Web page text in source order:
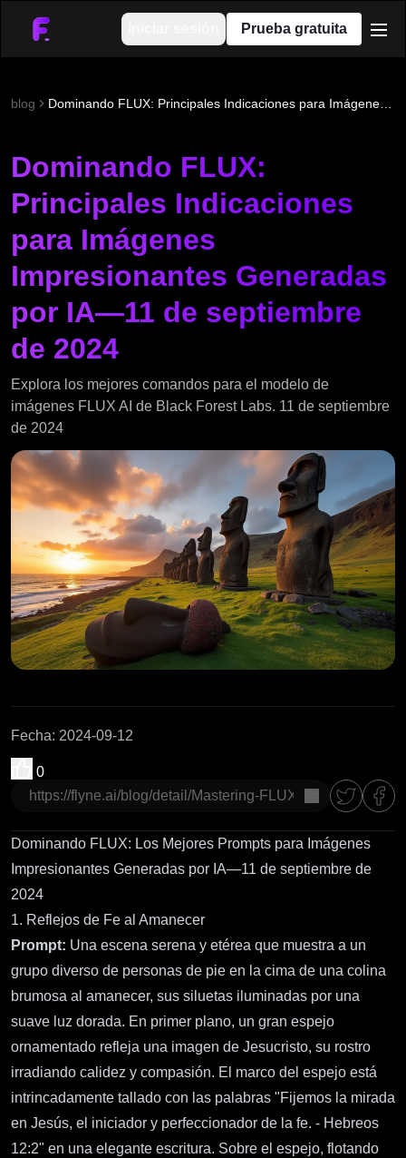
Prueba gratuita
blog
Dominando FLUX:
Principales Indicaciones
para Imágenes
Impresionantes Generadas
por IA—11 de septiembre
de 2024
Explora los mejores comandos para el modelo de
imágenes FLUX AI de Black Forest Labs. 11 de septiembre
de 2024
Fecha: 2024-09-12
0
Copiar
Dominando FLUX: Los Mejores Prompts para Imágenes
Impresionantes Generadas por IA—11 de septiembre de
2024
1. Reflejos de Fe al Amanecer
Prompt: Una escena serena y etérea que muestra a un
grupo diverso de personas de pie en la cima de una colina
brumosa al amanecer, sus siluetas iluminadas por una
suave luz dorada. En primer plano, un gran espejo
ornamentado refleja una imagen de Jesucristo, su rostro
irradiando calidez y compasión. El marco del espejo está
intrincadamente tallado con las palabras "Fijemos la mirada
en Jesús, el iniciador y perfeccionador de la fe. - Hebreos
12:2" en una elegante escritura. Sobre el espejo, flotando